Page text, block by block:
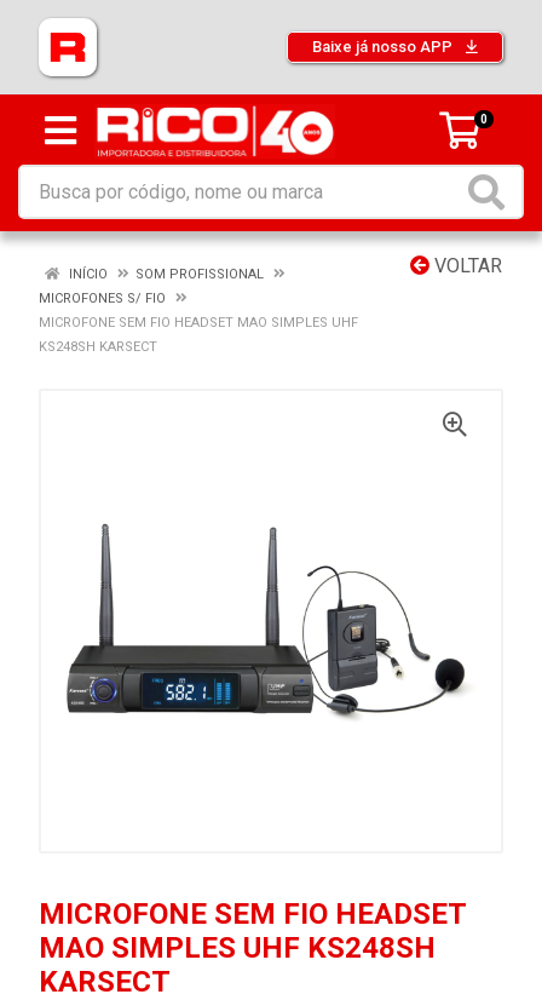
Baixe já nosso APP
0
VOLTAR
INÍCIO
SOM PROFISSIONAL
MICROFONES S/ FIO
MICROFONE SEM FIO HEADSET MAO SIMPLES UHF
KS248SH KARSECT
MICROFONE SEM FIO HEADSET
MAO SIMPLES UHF KS248SH
KARSECT